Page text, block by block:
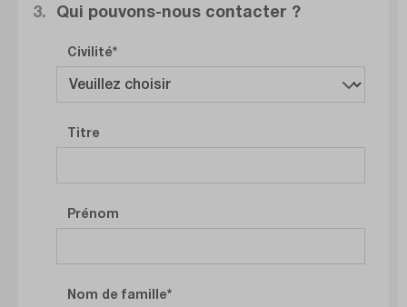
Qui pouvons-nous contacter ?
3.
Civilité
Titre
Prénom
Nom de famille